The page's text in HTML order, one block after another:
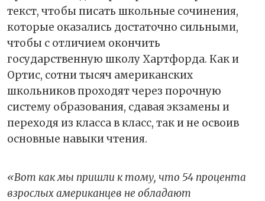
текст, чтобы писать школьные сочинения,
которые оказались достаточно сильными,
чтобы с отличием окончить
государственную школу Хартфорда. Как и
Ортис, сотни тысяч американских
школьников проходят через порочную
систему образования, сдавая экзамены и
переходя из класса в класс, так и не освоив
основные навыки чтения.
«Вот как мы пришли к тому, что 54 процента
взрослых американцев не обладают